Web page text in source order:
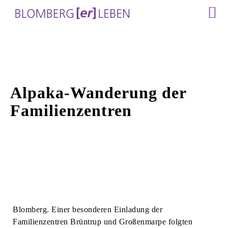
Alpaka-Wanderung der
Familienzentren
Blomberg. Einer besonderen Einladung der
Familienzentren Brüntrup und Großenmarpe folgten